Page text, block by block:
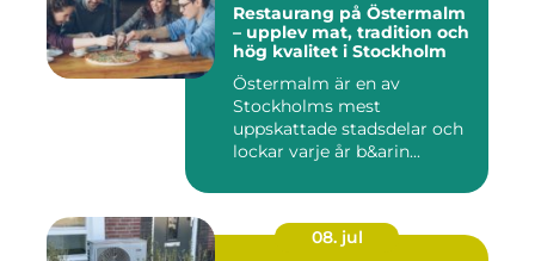
Restaurang på Östermalm
– upplev mat, tradition och
hög kvalitet i Stockholm
Östermalm är en av
Stockholms mest
uppskattade stadsdelar och
lockar varje år b&arin...
08. jul